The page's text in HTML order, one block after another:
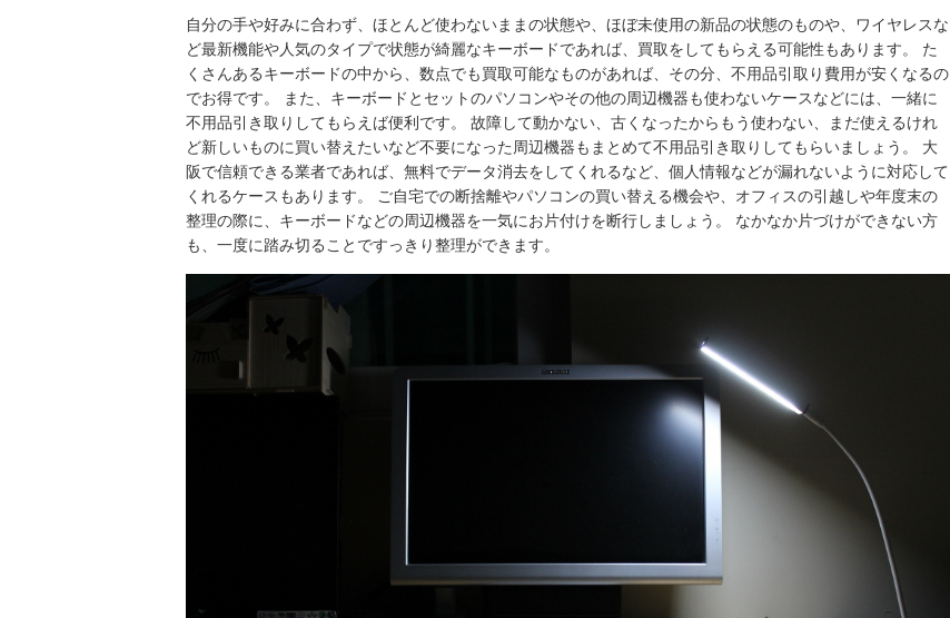
自分の手や好みに合わず、ほとんど使わないままの状態や、ほぼ未使用の新品の状態のものや、ワイヤレスな
ど最新機能や人気のタイプで状態が綺麗なキーボードであれば、買取をしてもらえる可能性もあります。 た
くさんあるキーボードの中から、数点でも買取可能なものがあれば、その分、不用品引取り費用が安くなるの
でお得です。 また、キーボードとセットのパソコンやその他の周辺機器も使わないケースなどには、一緒に
不用品引き取りしてもらえば便利です。 故障して動かない、古くなったからもう使わない、まだ使えるけれ
ど新しいものに買い替えたいなど不要になった周辺機器もまとめて不用品引き取りしてもらいましょう。 大
阪で信頼できる業者であれば、無料でデータ消去をしてくれるなど、個人情報などが漏れないように対応して
くれるケースもあります。 ご自宅での断捨離やパソコンの買い替える機会や、オフィスの引越しや年度末の
整理の際に、キーボードなどの周辺機器を一気にお片付けを断行しましょう。 なかなか片づけができない方
も、一度に踏み切ることですっきり整理ができます。